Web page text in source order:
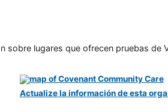
sobre lugares que ofrecen pruebas de
Actualize la información de esta